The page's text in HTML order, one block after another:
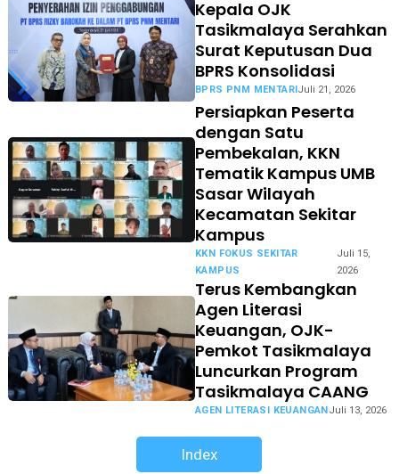
Kepala OJK
Tasikmalaya Serahkan
Surat Keputusan Dua
BPRS Konsolidasi
BPRS PNM MENTARI Juli 21, 2026
Persiapkan Peserta
dengan Satu
Pembekalan, KKN
Tematik Kampus UMB
Sasar Wilayah
Kecamatan Sekitar
Kampus
KKN FOKUS SEKITAR
KAMPUS
Juli 15,
2026
Terus Kembangkan
Agen Literasi
Keuangan, OJK-
Pemkot Tasikmalaya
Luncurkan Program
Tasikmalaya CAANG
AGEN LITERASI KEUANGANJuli 13, 2026
Index